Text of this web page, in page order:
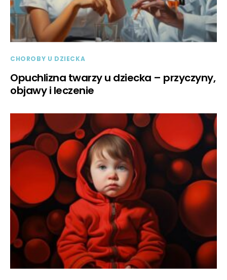
CHOROBY U DZIECKA
Opuchlizna twarzy u dziecka – przyczyny,
objawy i leczenie